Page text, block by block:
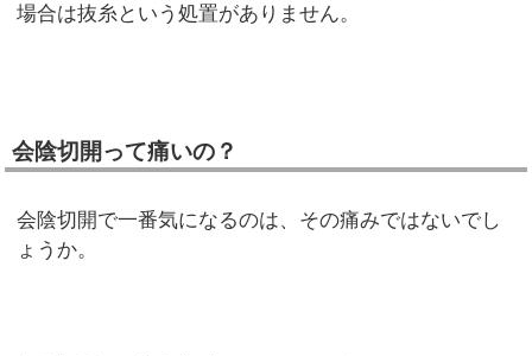
場合は抜糸という処置がありません。
会陰切開って痛いの？
会陰切開で一番気になるのは、その痛みではないでし
ょうか。